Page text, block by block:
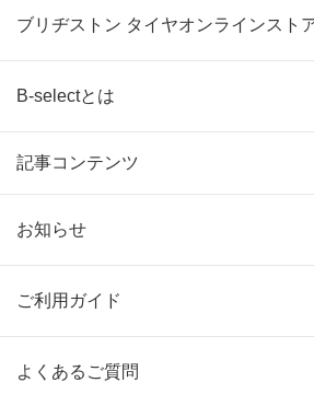
ブリヂストン タイヤオンラインスト
B-selectとは
記事コンテンツ
お知らせ
ご利用ガイド
よくあるご質問